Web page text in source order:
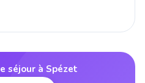
séjour à Spézet